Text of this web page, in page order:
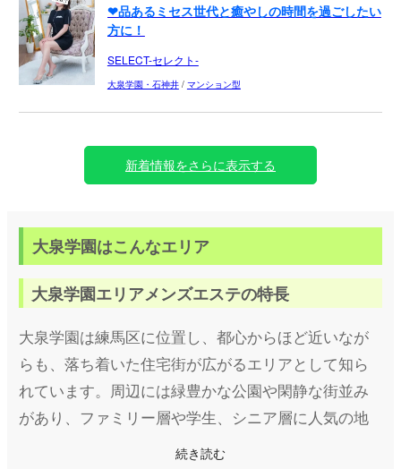
❤品あるミセス世代と癒やしの時間を過ごしたい
方に！
SELECT-セレクト-
大泉学園・石神井/ マンション型
新着情報をさらに表示する
大泉学園はこんなエリア
大泉学園エリアメンズエステの特長
大泉学園は練馬区に位置し、都心からほど近いなが
らも、落ち着いた住宅街が広がるエリアとして知ら
れています。周辺には緑豊かな公園や閑静な街並み
があり、ファミリー層や学生、シニア層に人気の地
域です。また、「大泉学園」という名前は学園都市
続き読む